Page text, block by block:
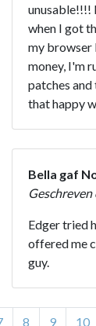
unusable!!!!
when I got
my browser
money, I'm
patches
that happy
Bella gaf
Edger tried
offered me
guy.
8 9 10